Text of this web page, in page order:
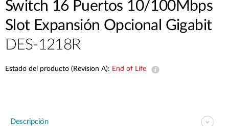
Switch 16 Puertos 10/100Mbps
Slot Expansión Opcional Gigabit
DES-1218R
Estado del producto (Revision A): End of Life
Descripción